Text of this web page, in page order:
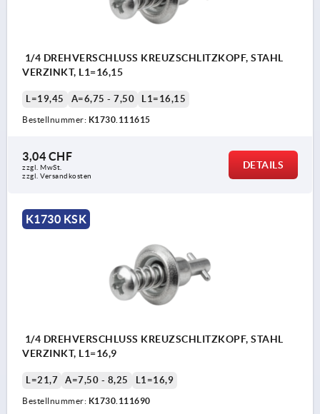
1/4 DREHVERSCHLUSS KREUZSCHLITZKOPF, STAHL
VERZINKT, L1=16,15
L=19,45 A=6,75 - 7,50 L1=16,15
Bestellnummer: K1730.111615
3,04 CHF
zzgl. MwSt.
zzgl. Versandkosten
DETAILS
K1730 KSK
1/4 DREHVERSCHLUSS KREUZSCHLITZKOPF, STAHL
VERZINKT, L1=16,9
L=21,7 A=7,50 - 8,25 L1=16,9
Bestellnummer: K1730.111690